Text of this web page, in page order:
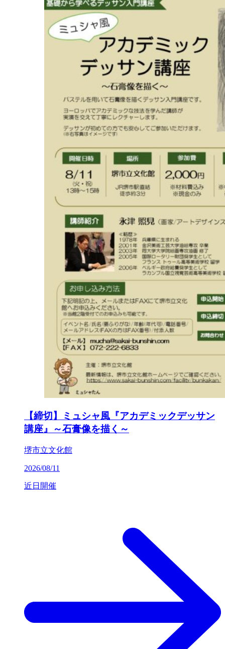
【締切】ミュシャ風『アカデミックデッサン
講座』～石膏像を描く～
堺市立文化館
2026/08/11
近日開催